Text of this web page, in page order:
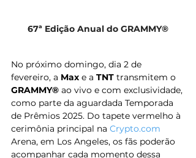
67ª Edição Anual do GRAMMY®
No próximo domingo, dia 2 de
fevereiro, a Max e a TNT transmitem o
GRAMMY® ao vivo e com exclusividade,
como parte da aguardada Temporada
de Prêmios 2025. Do tapete vermelho à
cerimônia principal na Crypto.com
Arena, em Los Angeles, os fãs poderão
acompanhar cada momento dessa